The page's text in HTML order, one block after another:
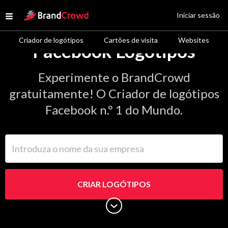
Open menu
Site Logo
Criador de logótipos Cartões de visita Websites
Iniciar sessão
Facebook Logótipos
Experimente o BrandCrowd
gratuitamente! O Criador de logótipos
Facebook n.º 1 do Mundo.
CRIAR LOGÓTIPOS